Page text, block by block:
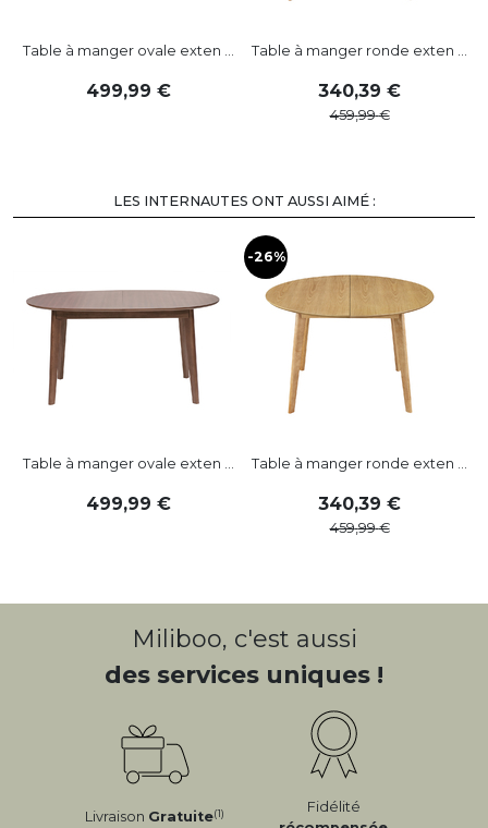
Table à manger ovale exten ...
499,99
Table à manger ronde exten ...
340,39
459,99
LES INTERNAUTES ONT AUSSI AIMÉ :
Table à manger ovale exten ...
499,99
-26%
Table à manger ronde exten ...
340,39
459,99
Miliboo, c'est aussi
des services uniques !
Livraison Gratuite(1)
Fidélité